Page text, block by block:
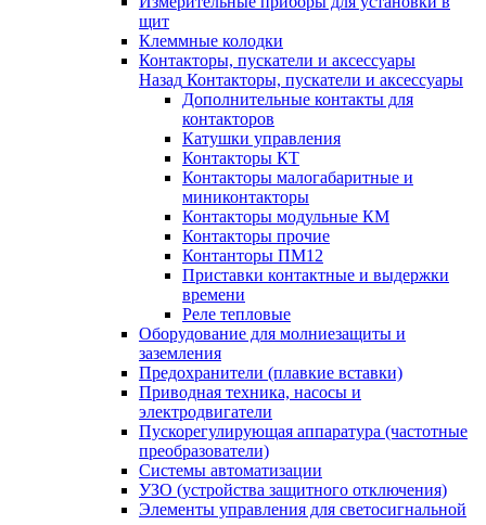
щит
Клеммные колодки
Контакторы, пускатели и аксессуары
Назад Контакторы, пускатели и аксессуары
Дополнительные контакты для
контакторов
Катушки управления
Контакторы КТ
Контакторы малогабаритные и
миниконтакторы
Контакторы модульные КМ
Контакторы прочие
Контанторы ПМ12
Приставки контактные и выдержки
времени
Реле тепловые
Оборудование для молниезащиты и
заземления
Предохранители (плавкие вставки)
Приводная техника, насосы и
электродвигатели
Пускорегулирующая аппаратура (частотные
преобразователи)
Системы автоматизации
УЗО (устройства защитного отключения)
Элементы управления для светосигнальной